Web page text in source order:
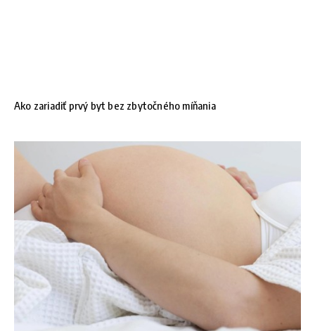
Ako zariadiť prvý byt bez zbytočného míňania